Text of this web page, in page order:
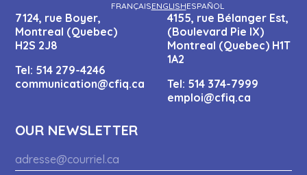
FRANÇAISENGLISHESPAÑOL
7124, rue Boyer,
Montreal (Quebec)
H2S 2J8
Tel: 514 279-4246
communication@cfiq.ca
4155, rue Bélanger Est,
(Boulevard Pie IX)
Montreal (Quebec) H1T
1A2
Tel: 514 374-7999
emploi@cfiq.ca
OUR NEWSLETTER